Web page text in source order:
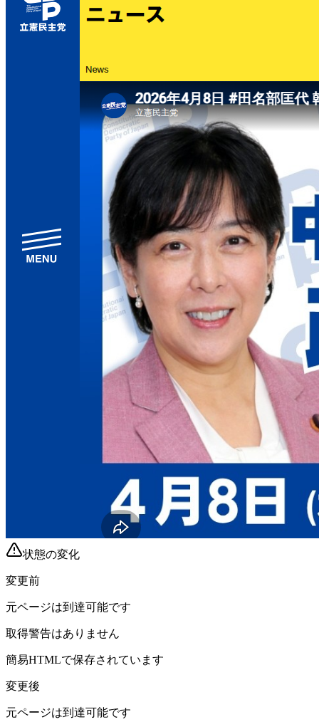
状態の変化
変更前
元ページは到達可能です
取得警告はありません
簡易HTMLで保存されています
変更後
元ページは到達可能です